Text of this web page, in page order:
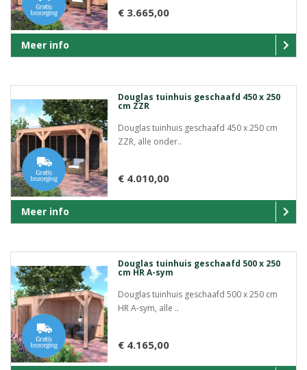
€ 3.665,00
Meer info
Douglas tuinhuis geschaafd 450 x 250
cm ZZR
Douglas tuinhuis geschaafd 450 x 250 cm
ZZR, alle onder..
€ 4.010,00
Meer info
Douglas tuinhuis geschaafd 500 x 250
cm HR A-sym
Douglas tuinhuis geschaafd 500 x 250 cm
HR A-sym, alle ..
€ 4.165,00